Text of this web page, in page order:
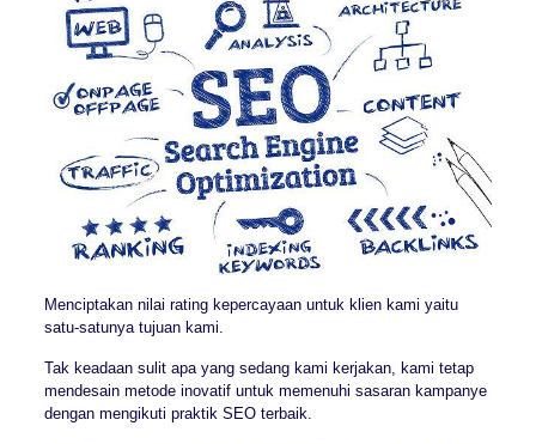
Menciptakan nilai rating kepercayaan untuk klien kami yaitu
satu-satunya tujuan kami.
Tak keadaan sulit apa yang sedang kami kerjakan, kami tetap
mendesain metode inovatif untuk memenuhi sasaran kampanye
dengan mengikuti praktik SEO terbaik.